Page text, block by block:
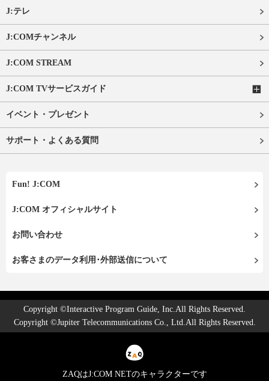
J:テレ
J:COMチャンネル
J:COM STREAM
J:COM TVサービスガイド
イベント・プレゼント
サポート・よくある質問
Fun! J:COM
J:COM オフィシャルサイト
お問い合わせ
お客さまのデータ利用･外部送信について
Copyright ©Interactive Program Guide, Inc.All Rights Reserved.
Copyright ©Jupiter Telecommunications Co., Ltd.All Rights Reserved.
ZAQはJ:COM NETのキャラクターです